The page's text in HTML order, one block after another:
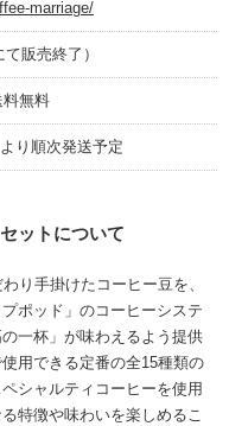
marriage/
販売終了）
無料
り順次発送予定
ットについて
り手掛けたコーヒー豆を、
ポッド」のコーヒーシステ
一杯」が味わえるよう提供
用できる定番の全15種類の
シャルティコーヒーを使用
特徴や味わいを楽しめるこ